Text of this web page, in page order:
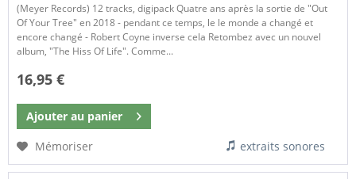
(Meyer Records) 12 tracks, digipack Quatre ans après la sortie de "Out
Of Your Tree" en 2018 - pendant ce temps, le le monde a changé et
encore changé - Robert Coyne inverse cela Retombez avec un nouvel
album, "The Hiss Of Life". Comme...
16,95 €
Ajouter au panier
Mémoriser
extraits sonores